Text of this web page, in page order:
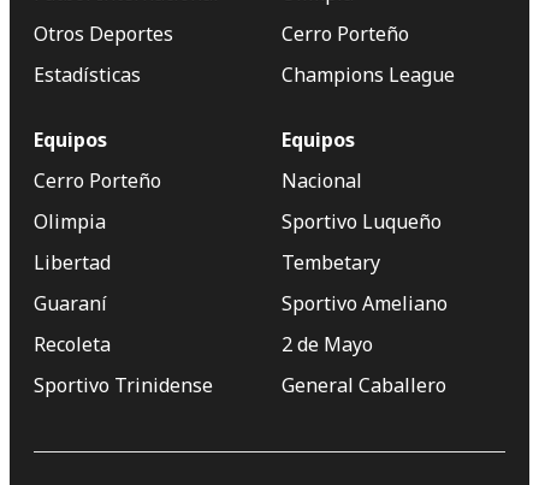
Otros Deportes
Estadísticas
Cerro Porteño
Champions League
Equipos
Cerro Porteño
Olimpia
Libertad
Guaraní
Recoleta
Sportivo Trinidense
Equipos
Nacional
Sportivo Luqueño
Tembetary
Sportivo Ameliano
2 de Mayo
General Caballero